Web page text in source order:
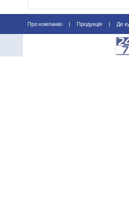
Про компанію Продукція Де